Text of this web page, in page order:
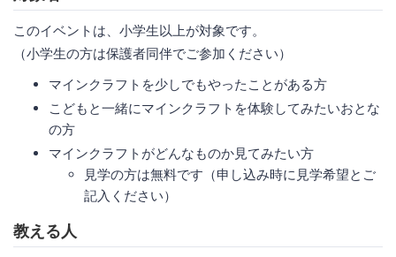
このイベントは、小学生以上が対象です。
（小学生の方は保護者同伴でご参加ください）
マインクラフトを少しでもやったことがある方
こどもと一緒にマインクラフトを体験してみたいおとな
の方
マインクラフトがどんなものか見てみたい方
見学の方は無料です（申し込み時に見学希望とご
記入ください）
教える人